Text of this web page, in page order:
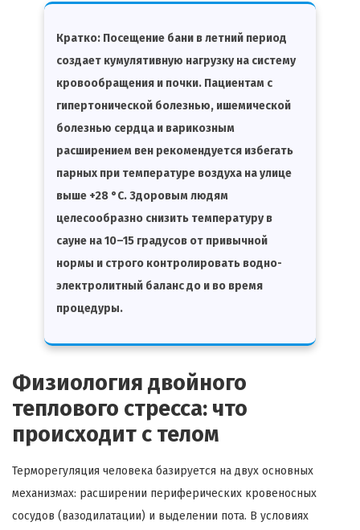
Кратко: Посещение бани в летний период
создает кумулятивную нагрузку на систему
кровообращения и почки. Пациентам с
гипертонической болезнью, ишемической
болезнью сердца и варикозным
расширением вен рекомендуется избегать
парных при температуре воздуха на улице
выше +28 °C. Здоровым людям
целесообразно снизить температуру в
сауне на 10–15 градусов от привычной
нормы и строго контролировать водно-
электролитный баланс до и во время
процедуры.
Физиология двойного
теплового стресса: что
происходит с телом
Терморегуляция человека базируется на двух основных
механизмах: расширении периферических кровеносных
сосудов (вазодилатации) и выделении пота. В условиях